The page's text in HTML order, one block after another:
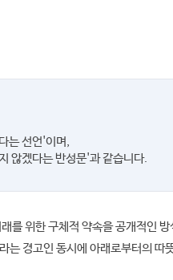
는 선언'이며,
않겠다는 반성문'과 같습니다.
를 위한 구체적 약속을 공개적인
는 경고인 동시에 아래로부터의 따